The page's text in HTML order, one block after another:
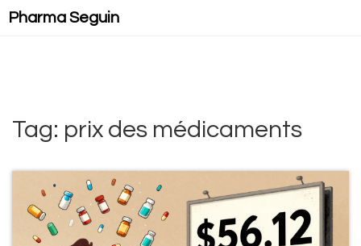
Pharma Seguin
Tag: prix des médicaments